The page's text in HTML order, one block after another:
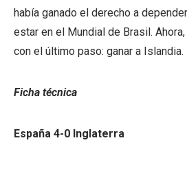
había ganado el derecho a
estar en el Mundial de Brasil.
con el último paso: ganar a Islandia.
Ficha técnica
España 4-0 Inglaterra